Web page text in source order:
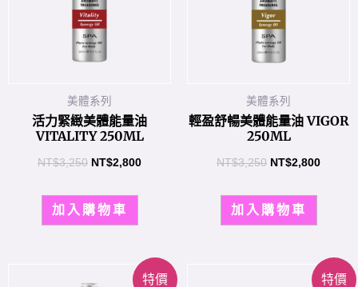
美體系列
活力緊緻美體能量油
VITALITY 250ML
NT$3,250 NT$2,800
加入購物車
美體系列
輕盈舒暢美體能量油 VIGOR
250ML
NT$3,250 NT$2,800
加入購物車
特價 特價